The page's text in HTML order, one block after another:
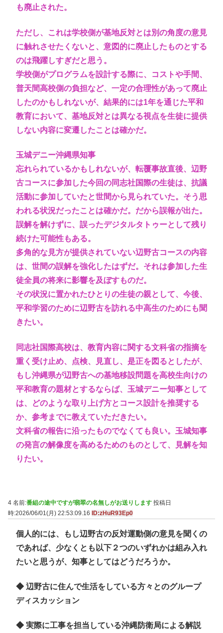
も廃止された。
ただし、これは学校側が基地反対とは別の角度の意見
に触れさせたくないと、意図的に廃止したものとする
のは飛躍しすぎだと思う。
学校側がプログラムを設計する際に、コストや手間、
普天間高校側の負担など、一定の合理性があって廃止
したのかもしれないが、結果的には1年を通じた平和
教育において、基地反対とは異なる視点を生徒に提供
しない内容に変遷したことは確かだ。
玉城デニー沖縄県知事
忘れられているかもしれないが、転覆事故直後、辺野
古コースに参加した今回の同志社国際の生徒は、抗議
活動に参加していたと世間から見られていた。そう思
われる状況だったことは確かだ。だから誤報が出た。
誤解を解けずに、誤ったデジタルタトゥーとして残り
続けた可能性もある。
多角的な見方が提供されていない辺野古コースの内容
は、世間の誤解を強化したはずだ。それは参加した生
徒全員の将来に影響を及ぼすものだ。
その状況に置かれたひとりの生徒の親として、今後、
平和学習のために辺野古を訪れる中高生のためにも聞
きたい。
同志社国際高校は、教育内容に関する文科省の指摘を
重く受け止め、点検、見直し、是正を図るとしたが、
もし沖縄県が辺野古への基地移設問題を高校生向けの
平和教育の題材とするならば、玉城デニー知事として
は、どのような取り上げ方とコース設計を推奨する
か、参考までに教えていただきたい。
文科省の報告に沿ったものでなくても良い。玉城知事
の発言の解像度を高めるためのものとして、見解を知
りたい。
4 名前:番組の途中ですが翡翠の名無しがお送りします 投稿日
時:2026/06/01(月) 22:53:09.16 ID:zHuR93Ep0
個人的には、もし辺野古の反対運動側の意見を聞くの
であれば、少なくとも以下２つのいずれかは組み入れ
たいと思うが、知事としてはどうだろうか。
◆ 辺野古に住んで生活をしている方々とのグループ
ディスカッション
◆ 実際に工事を担当している沖縄防衛局による解説